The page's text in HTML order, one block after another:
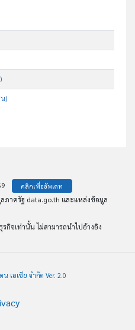
)
คลิกเพื่ออัพเดท
ภาครัฐ data.go.th และแหล่งข้อมูล
กิจเท่านั้น ไม่สามารถนำไปอ้างอิง
เอเชีย จำกัด Ver. 2.0